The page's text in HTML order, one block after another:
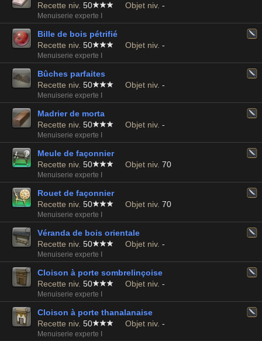
Recette niv. 50 Objet niv. -
Menuiserie experte I
Bille de bois pétrifié
Recette niv. 50 Objet niv. -
Menuiserie experte I
Bûches parfaites
Recette niv. 50 Objet niv. -
Menuiserie experte I
Madrier de morta
Recette niv. 50 Objet niv. -
Menuiserie experte I
Meule de façonnier
Recette niv. 50 Objet niv. 70
Menuiserie experte I
Rouet de façonnier
Recette niv. 50 Objet niv. 70
Menuiserie experte I
Véranda de bois orientale
Recette niv. 50 Objet niv. -
Menuiserie experte I
Cloison à porte sombrelinçoise
Recette niv. 50 Objet niv. -
Menuiserie experte I
Cloison à porte thanalanaise
Recette niv. 50 Objet niv. -
Menuiserie experte I